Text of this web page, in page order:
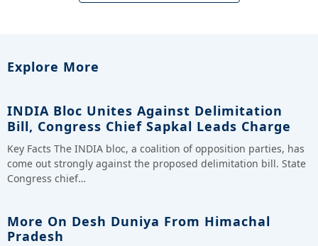
Explore More
INDIA Bloc Unites Against Delimitation
Bill, Congress Chief Sapkal Leads Charge
Key Facts The INDIA bloc, a coalition of opposition parties, has
come out strongly against the proposed delimitation bill. State
Congress chief…
More On Desh Duniya From Himachal
Pradesh